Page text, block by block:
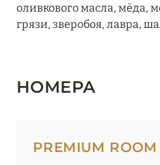
оливкового масла, мёда,
грязи, зверобоя, лавра,
НОМЕРА
PREMIUM ROOM